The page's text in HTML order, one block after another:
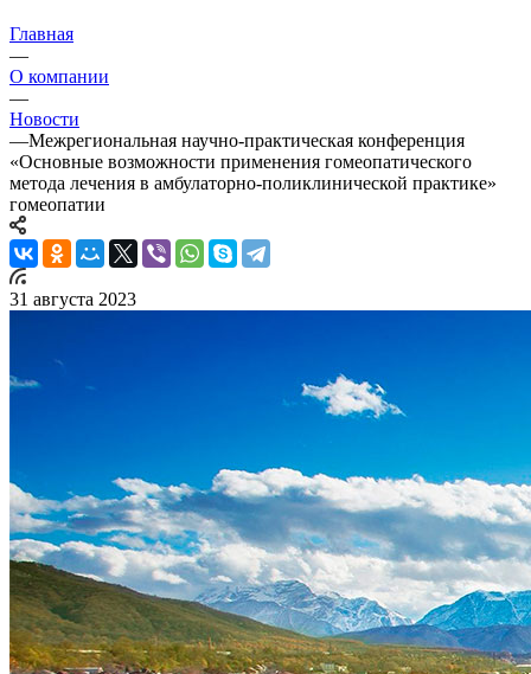
Главная
—
О компании
—
Новости
—Межрегиональная научно-практическая конференция
«Основные возможности применения гомеопатического
метода лечения в амбулаторно-поликлинической практике»
гомеопатии
31 августа 2023